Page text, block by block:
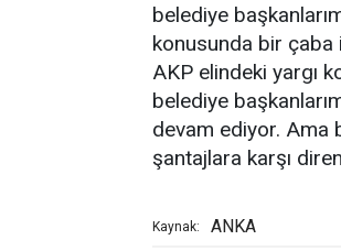
belediye
konusunda bir çaba
AKP elindeki yargı
belediye
devam ediyor. Ama
şantajlara karşı
Kaynak: ANKA